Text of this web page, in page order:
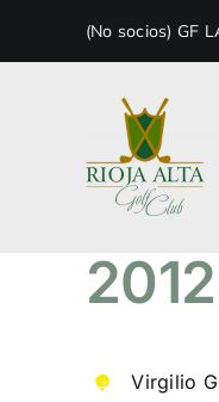
(No socios) GF
2012
Virgilio